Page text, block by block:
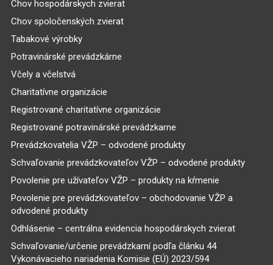
Chov hospodárskych zvierat
Chov spoločenských zvierat
Tabakové výrobky
Potravinárské prevádzkárne
Včely a včelstvá
Charitatívne organizácie
Registrované charitatívne organizácie
Registrované potravinárské prevádzkarne
Prevádzkovatelia VŽP – odvodené produkty
Schvaľovanie prevádzkovateľov VŽP – odvodené produkty
Povolenie pre užívateľov VŽP – produkty na kŕmenie
Povolenie pre prevádzkovateľov – obchodovanie VŽP a
odvodené produkty
Odhlásenie – centrálna evidencia hospodárskych zvierat
Schvaľovanie/určenie prevádzkarní podľa článku 44
Vykonávacieho nariadenia Komisie (EÚ) 2023/594